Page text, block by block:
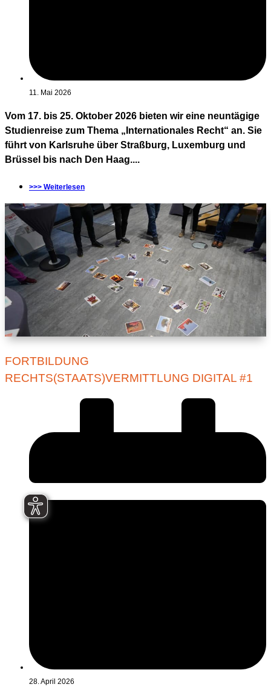
11. Mai 2026
Vom 17. bis 25. Oktober 2026 bieten wir eine neuntägige
Studienreise zum Thema „Internationales Recht“ an. Sie
führt von Karlsruhe über Straßburg, Luxemburg und
Brüssel bis nach Den Haag....
>>> Weiterlesen
FORTBILDUNG
RECHTS(STAATS)VERMITTLUNG DIGITAL #1
28. April 2026